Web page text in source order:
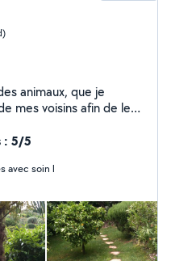
animaux, que je
mes voisins afin de les
: 5/5
avec soin l